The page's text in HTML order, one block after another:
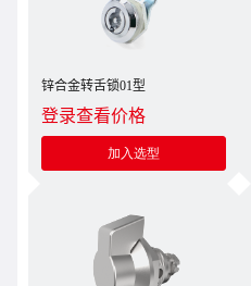
锌合金转舌锁01型
登录查看价格
加入选型